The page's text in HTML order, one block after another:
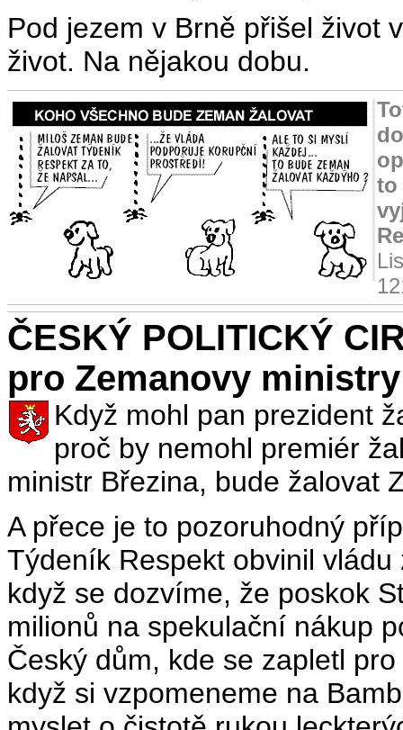
ČESKÝ POLITICKÝ
pro Zemanovy ministry
Když mohl pan prezident
proč by nemohl premiér
ministr Březina, bude žalovat
A přece je to pozoruhodný
Týdeník Respekt obvinil
když se dozvíme, že poskok
milionů na spekulační nákup
Český dům, kde se zapletl
když si vzpomeneme na
Pod jezem v Brně přišel život
život. Na nějakou dobu.
to